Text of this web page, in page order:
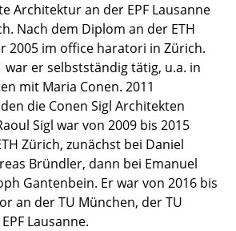
Architektur an der EPF Lausanne
Nach dem Diplom an der ETH
2005 im office haratori in Zürich.
war er selbstständig tätig, u.a. in
mit Maria Conen. 2011
die Conen Sigl Architekten
Sigl war von 2009 bis 2015
Zürich, zunächst bei Daniel
Bründler, dann bei Emanuel
Gantenbein. Er war von 2016 bis
an der TU München, der TU
Lausanne.